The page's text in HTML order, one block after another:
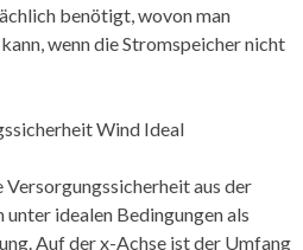
benötigt, wovon man
wenn die Stromspeicher nicht
Versorgungssicherheit aus der
idealen Bedingungen als
Auf der x-Achse ist der Umfang